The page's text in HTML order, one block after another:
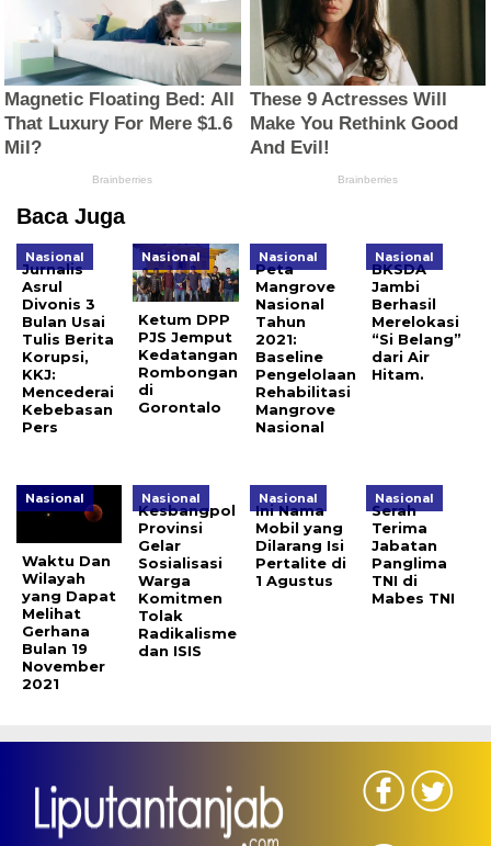
Baca Juga
Nasional
Jurnalis
Asrul
Divonis 3
Bulan Usai
Tulis Berita
Korupsi,
KKJ:
Mencederai
Kebebasan
Pers
Nasional
Ketum DPP
PJS Jemput
Kedatangan
Rombongan
di
Gorontalo
Nasional
Peta
Mangrove
Nasional
Tahun
2021:
Baseline
Pengelolaan
Rehabilitasi
Mangrove
Nasional
Nasional
BKSDA
Jambi
Berhasil
Merelokasi
“Si Belang”
dari Air
Hitam.
Nasional
Waktu Dan
Wilayah
yang Dapat
Melihat
Gerhana
Bulan 19
November
2021
Nasional
Kesbangpol
Provinsi
Gelar
Sosialisasi
Warga
Komitmen
Tolak
Radikalisme
dan ISIS
Nasional
Ini Nama
Mobil yang
Dilarang Isi
Pertalite di
1 Agustus
Nasional
Serah
Terima
Jabatan
Panglima
TNI di
Mabes TNI